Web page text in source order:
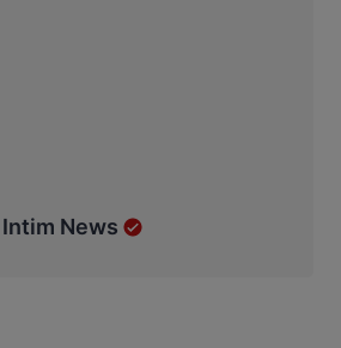
Intim News